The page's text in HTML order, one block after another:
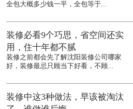
全包大概多少钱一平，全包等于...
装修必看9个巧思，省空间还实
用，住十年都不腻
装修之前都会先了解沈阳装修公司哪家
好，装修最忌只顾当下好看，不顾...
装修中这3种做法，早该被淘汰